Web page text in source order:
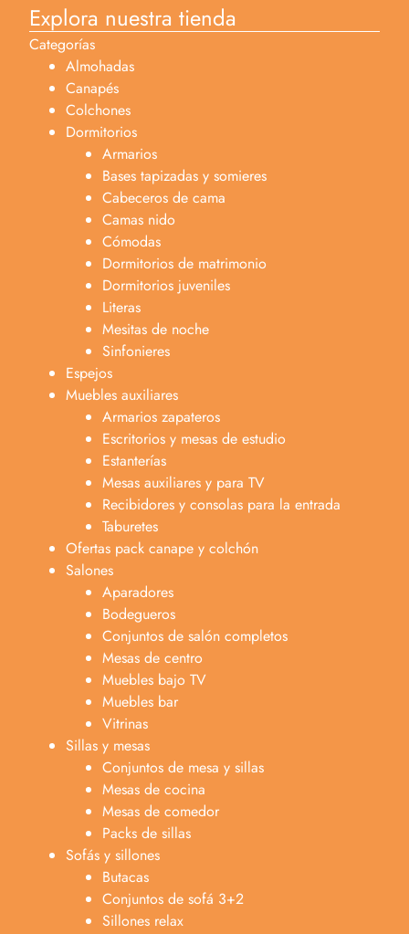
Explora nuestra tienda
Categorías
Almohadas
Canapés
Colchones
Dormitorios
Armarios
Bases tapizadas y somieres
Cabeceros de cama
Camas nido
Cómodas
Dormitorios de matrimonio
Dormitorios juveniles
Literas
Mesitas de noche
Sinfonieres
Espejos
Muebles auxiliares
Armarios zapateros
Escritorios y mesas de estudio
Estanterías
Mesas auxiliares y para TV
Recibidores y consolas para la entrada
Taburetes
Ofertas pack canape y colchón
Salones
Aparadores
Bodegueros
Conjuntos de salón completos
Mesas de centro
Muebles bajo TV
Muebles bar
Vitrinas
Sillas y mesas
Conjuntos de mesa y sillas
Mesas de cocina
Mesas de comedor
Packs de sillas
Sofás y sillones
Butacas
Conjuntos de sofá 3+2
Sillones relax